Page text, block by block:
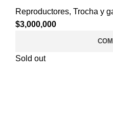
Reproductores, Trocha y
$3,000,000
Sold out